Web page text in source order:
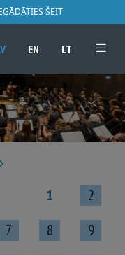
ŠEIT
EN LT
1
2
7 8
9